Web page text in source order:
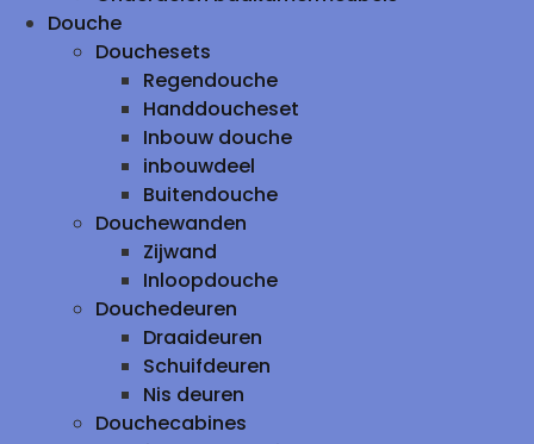
Douche
Douchesets
Regendouche
Handdoucheset
Inbouw douche
inbouwdeel
Buitendouche
Douchewanden
Zijwand
Inloopdouche
Douchedeuren
Draaideuren
Schuifdeuren
Nis deuren
Douchecabines